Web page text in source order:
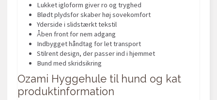
Lukket igloform giver ro og tryghed
Blødt plydsfor skaber høj sovekomfort
Yderside i slidstærkt tekstil
Åben front for nem adgang
Indbygget håndtag for let transport
Stilrent design, der passer ind i hjemmet
Bund med skridsikring
Ozami Hyggehule til hund og kat
produktinformation